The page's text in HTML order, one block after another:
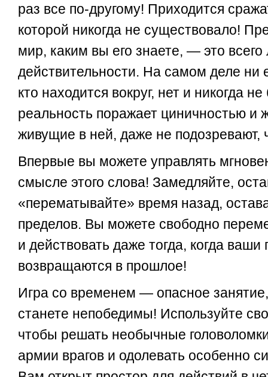
раз все по-другому! Приходится
которой никогда не существовало!
мир, каким вы его знаете, — это
действительности. На самом деле ни
кто находится вокруг, нет и никогда
реальность поражает циничностью и
живущие в ней, даже не подозревают,
Впервые вы можете управлять
смысле этого слова! Замедляйте,
«перематывайте» время назад,
пределов. Вы можете свободно
и действовать даже тогда, когда ваши
возвращаются в прошлое!
Игра со временем — опасное
станете непобедимы! Используйте
чтобы решать необычные
армии врагов и одолевать особенно